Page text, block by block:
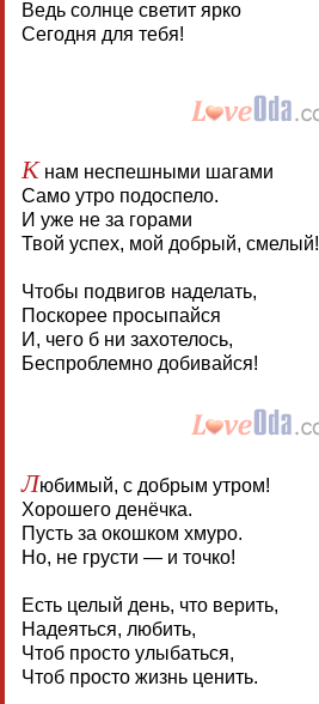
Ведь солнце светит ярко
Сегодня для тебя!
К нам неспешными шагами
Само утро подоспело.
И уже не за горами
Твой успех, мой добрый, смелый!
Чтобы подвигов наделать,
Поскорее просыпайся
И, чего б ни захотелось,
Беспроблемно добивайся!
Любимый, с добрым утром!
Хорошего денёчка.
Пусть за окошком хмуро.
Но, не грусти — и точко!
Есть целый день, что верить,
Надеяться, любить,
Чтоб просто улыбаться,
Чтоб просто жизнь ценить.